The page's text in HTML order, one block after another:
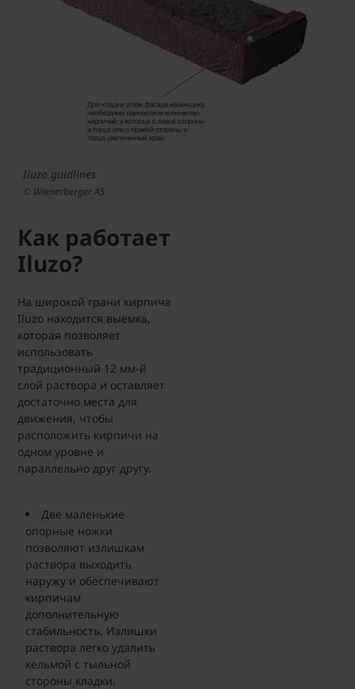
Iluzo guidlines
© Wienerberger AS
Как работает
Iluzo?
На широкой грани кирпича
Iluzo находится выемка,
которая позволяет
использовать
традиционный 12 мм-й
слой раствора и оставляет
достаточно места для
движения, чтобы
расположить кирпичи на
одном уровне и
параллельно друг другу.
Две маленькие
опорные ножки
позволяют излишкам
раствора выходить
наружу и обеспечивают
кирпичам
дополнительную
стабильность. Излишки
раствора легко удалить
кельмой с тыльной
стороны кладки.